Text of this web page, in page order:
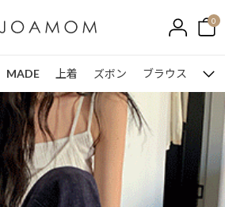
0
MADE 上着 ズボン ブラウス ワ